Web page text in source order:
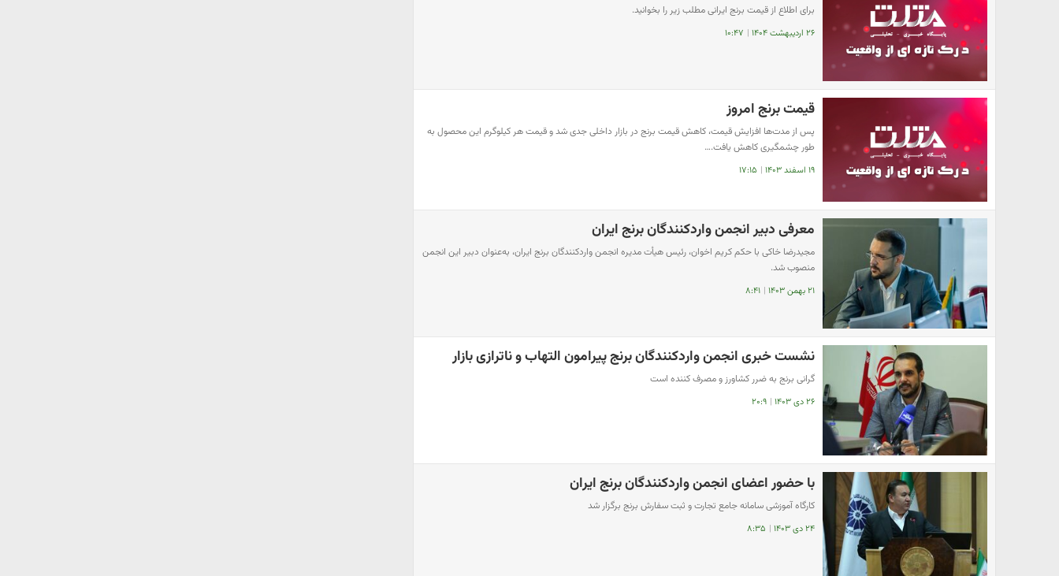
برای اطلاع از قیمت برنج ایرانی مطلب زیر را بخوانید.
۲۶ اردیبهشت ۱۴۰۴ | ۱۰:۴۷
قیمت برنج امروز
پس از مدت‌ها افزایش قیمت، کاهش قیمت برنج در بازار داخلی جدی شد و قیمت هر کیلوگرم این محصول به
طور چشمگیری کاهش یافت.…
۱۹ اسفند ۱۴۰۳ | ۱۷:۱۵
معرفی دبیر انجمن واردکنندگان برنج ایران
مجیدرضا خاکی با حکم کریم اخوان، رئیس هیأت مدیره انجمن واردکنندگان برنج ایران، به‌عنوان دبیر این انجمن
منصوب شد.
۲۱ بهمن ۱۴۰۳ | ۸:۴۱
نشست خبری انجمن واردکنندگان برنج پیرامون التهاب و ناترازی بازار
گرانی برنج به ضرر کشاورز و مصرف کننده است
۲۶ دی ۱۴۰۳ | ۲۰:۹
با حضور اعضای انجمن واردکنندگان برنج ایران
کارگاه آموزشی سامانه جامع تجارت و ثبت سفارش برنج برگزار شد
۲۴ دی ۱۴۰۳ | ۸:۳۵